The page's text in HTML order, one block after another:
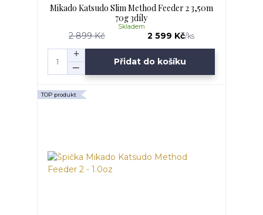
Mikado Katsudo Slim Method Feeder 2 3,50m
70g 3díly
2 899 Kč 2 599 Kč/ks
Skladem
Přidat do košíku
TOP produkt